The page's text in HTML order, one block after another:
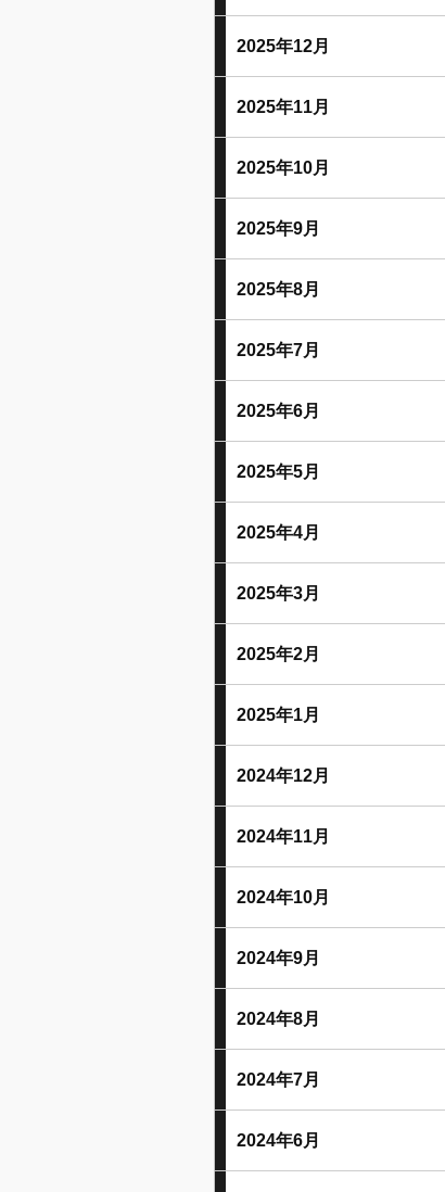
2025年12月
2025年11月
2025年10月
2025年9月
2025年8月
2025年7月
2025年6月
2025年5月
2025年4月
2025年3月
2025年2月
2025年1月
2024年12月
2024年11月
2024年10月
2024年9月
2024年8月
2024年7月
2024年6月